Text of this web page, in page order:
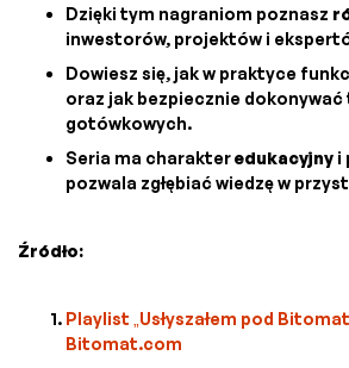
Dzięki tym nagraniom poznasz
inwestorów, projektów i
Dowiesz się, jak w praktyce
oraz jak bezpiecznie
gotówkowych.
Seria ma charakteredukacyjny i
pozwala zgłębiać wiedzę w
Źródło:
Playlist „Usłyszałem pod
Bitomat.com